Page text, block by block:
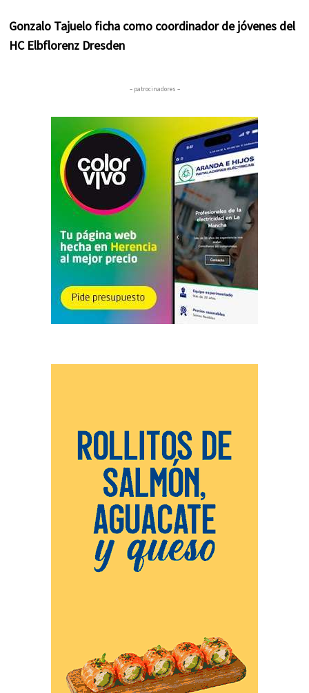
Gonzalo Tajuelo ficha como coordinador de jóvenes del
HC Elbflorenz Dresden
– patrocinadores –